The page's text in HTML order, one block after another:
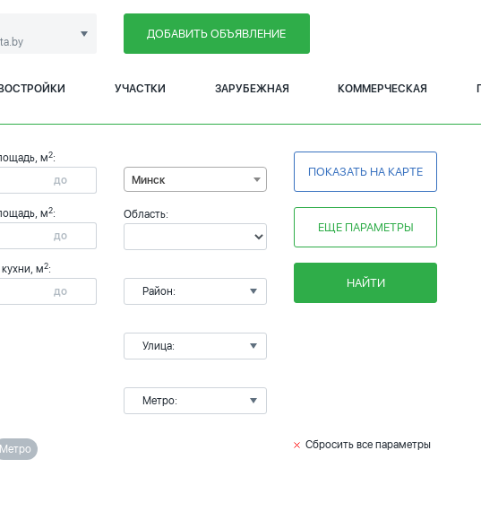
ДОБАВИТЬ ОБЪЯВЛЕНИЕ
УЧАСТКИ ЗАРУБЕЖНАЯ КОММЕРЧЕСКАЯ
м2:
м2:
м2:
Минск
Область:
Район:
Улица:
Метро:
ПОКАЗАТЬ НА КАРТЕ
ЕЩЕ ПАРАМЕТРЫ
НАЙТИ
Метро Сбросить все параметры